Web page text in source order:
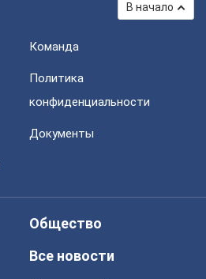
В начало
Команда
Политика
конфиденциальности
Документы
Общество
Все новости